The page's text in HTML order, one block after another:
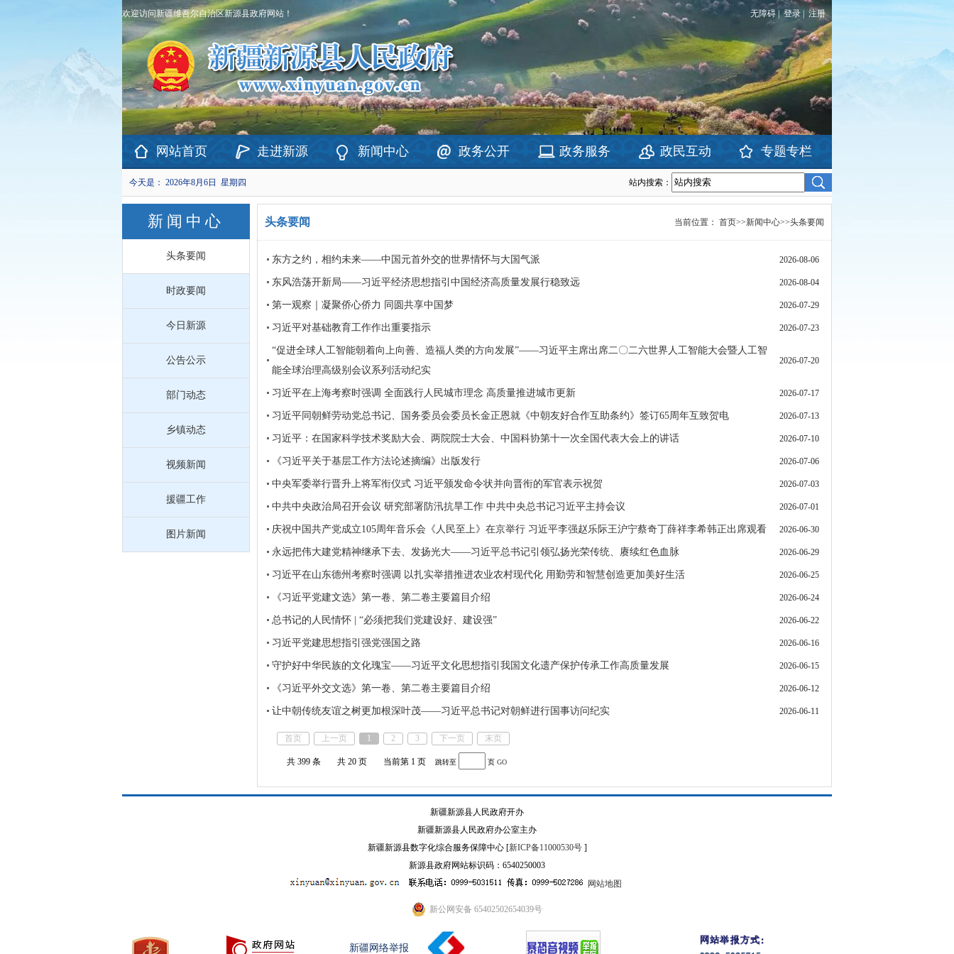
欢迎访问新疆维吾尔自治区新源县政府网站！ 无障碍 | 登录 注册
网站首页 走进新源 新闻中心 政务公开 政务服务 政民互动 专题专栏
今天是： 2026年8月6日 星期四 站内搜索：
新闻中心
头条要闻
时政要闻
今日新源
公告公示
部门动态
乡镇动态
视频新闻
援疆工作
图片新闻
头条要闻 当前位置： 首页>>新闻中心>>头条要闻
东方之约，相约未来——中国元首外交的世界情怀与大国气派 2026-08-06
东风浩荡开新局——习近平经济思想指引中国经济高质量发展行稳致远 2026-08-04
第一观察｜凝聚侨心侨力 同圆共享中国梦 2026-07-29
习近平对基础教育工作作出重要指示 2026-07-23
“促进全球人工智能朝着向上向善、造福人类的方向发展”——习近平主席出席二〇二六世界人工智能大会暨人工智
能全球治理高级别会议系列活动纪实
2026-07-20
习近平在上海考察时强调 全面践行人民城市理念 高质量推进城市更新 2026-07-17
习近平同朝鲜劳动党总书记、国务委员会委员长金正恩就《中朝友好合作互助条约》签订65周年互致贺电 2026-07-13
习近平：在国家科学技术奖励大会、两院院士大会、中国科协第十一次全国代表大会上的讲话 2026-07-10
《习近平关于基层工作方法论述摘编》出版发行 2026-07-06
中央军委举行晋升上将军衔仪式 习近平颁发命令状并向晋衔的军官表示祝贺 2026-07-03
中共中央政治局召开会议 研究部署防汛抗旱工作 中共中央总书记习近平主持会议 2026-07-01
庆祝中国共产党成立105周年音乐会《人民至上》在京举行 习近平李强赵乐际王沪宁蔡奇丁薛祥李希韩正出席观看 2026-06-30
永远把伟大建党精神继承下去、发扬光大——习近平总书记引领弘扬光荣传统、赓续红色血脉 2026-06-29
习近平在山东德州考察时强调 以扎实举措推进农业农村现代化 用勤劳和智慧创造更加美好生活 2026-06-25
《习近平党建文选》第一卷、第二卷主要篇目介绍 2026-06-24
总书记的人民情怀 | “必须把我们党建设好、建设强” 2026-06-22
习近平党建思想指引强党强国之路 2026-06-16
守护好中华民族的文化瑰宝——习近平文化思想指引我国文化遗产保护传承工作高质量发展 2026-06-15
《习近平外交文选》第一卷、第二卷主要篇目介绍 2026-06-12
让中朝传统友谊之树更加根深叶茂——习近平总书记对朝鲜进行国事访问纪实 2026-06-11
首页 上一页 1 2 3 下一页 末页
共 399 条 共 20 页 当前第 1 页 跳转至 页 GO
新疆新源县人民政府开办
新疆新源县人民政府办公室主办
新疆新源县数字化综合服务保障中心 [新ICP备11000530号]
新源县政府网站标识码：6540250003
网站地图
新公网安备 65402502654039号
新疆网络举报